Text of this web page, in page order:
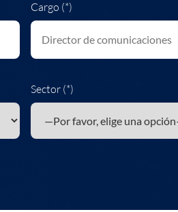
Cargo (*)
Sector (*)